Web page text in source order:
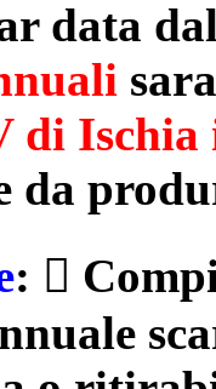
data
Ischia
da
: 